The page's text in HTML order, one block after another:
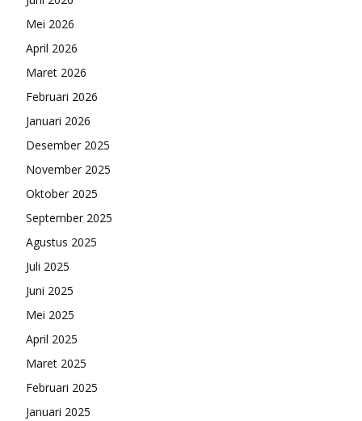
Mei 2026
April 2026
Maret 2026
Februari 2026
Januari 2026
Desember 2025
November 2025
Oktober 2025
September 2025
Agustus 2025
Juli 2025
Juni 2025
Mei 2025
April 2025
Maret 2025
Februari 2025
Januari 2025